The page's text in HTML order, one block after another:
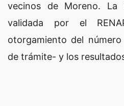
vecinos de Moreno.
validada por el
otorgamiento del
de trámite- y los